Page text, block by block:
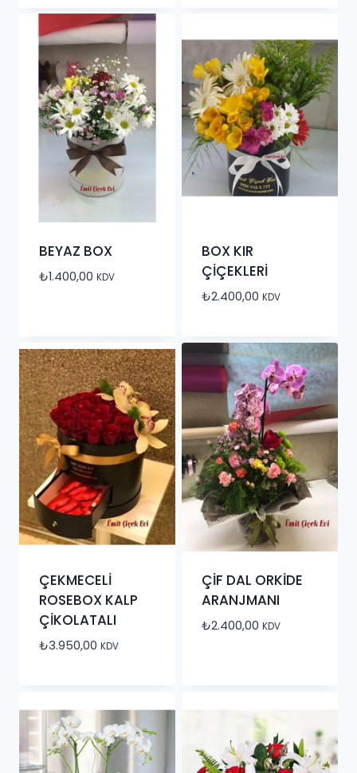
BEYAZ BOX
₺1.400,00 KDV
BOX KIR
ÇİÇEKLERİ
₺2.400,00 KDV
ÇEKMECELİ
ROSEBOX KALP
ÇİKOLATALI
₺3.950,00 KDV
ÇİF DAL ORKİDE
ARANJMANI
₺2.400,00 KDV